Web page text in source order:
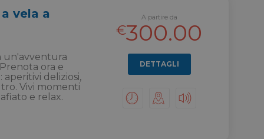
vela a
un'avventura
ora e
deliziosi,
Vivi momenti
e relax.
A partire da
€300.00
DETTAGLI